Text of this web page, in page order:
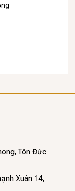
Tôn Đức
Xuân 14,